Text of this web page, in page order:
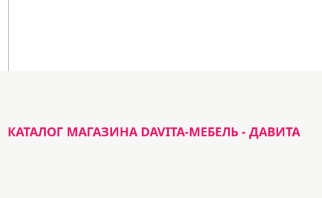
КАТАЛОГ МАГАЗИНА DAVITA-МЕБЕЛЬ - ДАВИТА